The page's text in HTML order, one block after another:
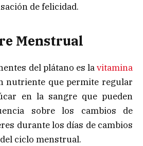
de felicidad.
Menstrual
del plátano es lavitamina
nutriente que permite regular
en la sangre que pueden
sobre los cambios de
durante los días de cambios
ciclo menstrual.